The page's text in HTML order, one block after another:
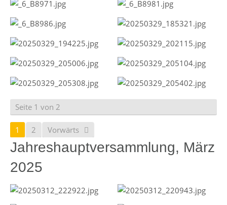
Seite 1 von 2
1 2 Vorwärts
Jahreshauptversammlung, März
2025